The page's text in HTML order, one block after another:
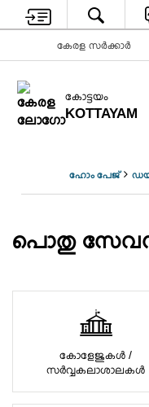
കേരള സർക്കാർ
കോട്ടയം
KOTTAYAM
ഹോം പേജ്
പൊതു
കോളേജുകൾ /
സർവ്വകലാശാലകൾ